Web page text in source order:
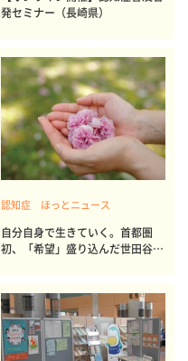
発セミナー（長崎県）
認知症 ほっとニュース
自分自身で生きていく。首都圏
初、「希望」盛り込んだ世田谷区